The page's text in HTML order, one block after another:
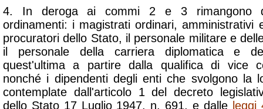
4. In deroga ai commi 2 e 3 rimangono
ordinamenti: i magistrati ordinari, amministrativi
procuratori dello Stato, il personale militare e
il personale della carriera diplomatica e
quest'ultima a partire dalla qualifica di vice
nonché i dipendenti degli enti che svolgono la
contemplate dall'articolo 1 del decreto
dello Stato 17 Luglio 1947, n. 691, e dalle leggi